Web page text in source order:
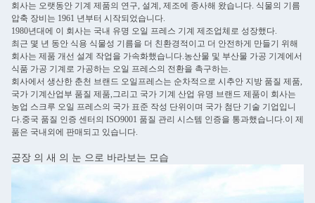
회사는 오랫동안 기계 제품의 연구, 설계, 제조에 종사해 왔습니다. 식물의 기름
압축 장비는 1961 년부터 시작되었습니다.
1980년대에 이 회사는 국내 유명 오일 프레스 기계 제조업체로 성장했다.
최근 몇 년 동안 식용 식물성 기름을 더 친환경적이고 더 안전하게 만들기 위해
회사는 제품 개선 설계 작업을 가속화했습니다.농산물 및 부산물 가공 기계에서
식품 가공 기계로 가공하는 오일 프레스의 전환을 촉구하는.
회사에서 생산한 춘천 브랜드 오일프레스는 순차적으로 시추안 지방 품질 제품,
국가 기계산업부 품질 제품,그리고 국가 기계 산업 유명 브랜드 제품이 회사는
농업 스크루 오일 프레스의 국가 표준 작성 단위이며 국가 첨단 기술 기업입니
다.중국 품질 인증 센터의 ISO9001 품질 관리 시스템 인증을 통과했습니다.이 제
품은 국내외에 판매되고 있습니다.
공장 의 새 의 눈 으로 바라보는 모습